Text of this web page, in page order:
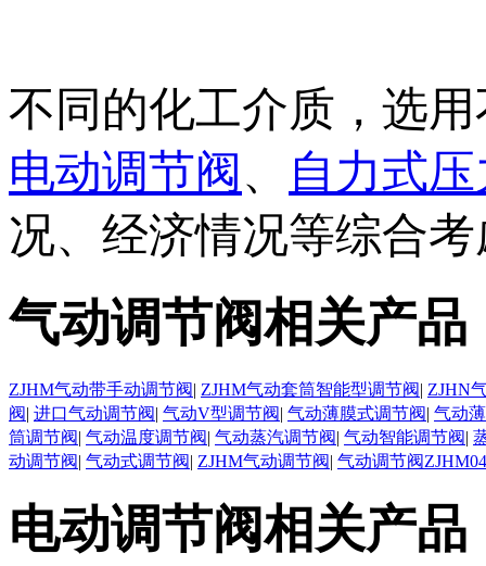
不同的化工介质，选
电动调节阀、
自力式
况、经济情况等综合
气动调节阀相关产品
ZJHM气动带手动调节阀| ZJHM气动套筒智能型调节阀| ZJHN
阀| 进口气动调节阀| 气动V型调节阀| 气动薄膜式调节阀| 气动
筒调节阀| 气动温度调节阀| 气动蒸汽调节阀| 气动智能调节阀|
动调节阀| 气动式调节阀| ZJHM气动调节阀| 气动调节阀ZJHM04
电动调节阀相关产品